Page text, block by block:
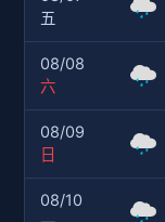
五
08/08
六
08/09
日
08/10